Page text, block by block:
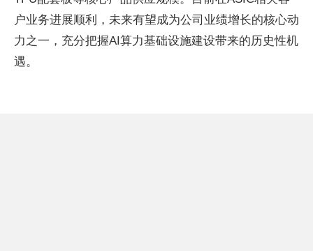
户业务进展顺利，未来有望成为公司业绩增长的核心动
力之一，充分把握AI算力基础设施建设带来的历史性机
遇。